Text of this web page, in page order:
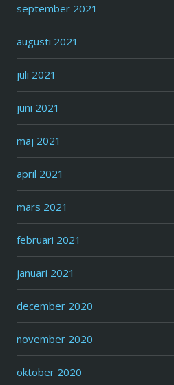
september 2021
augusti 2021
juli 2021
juni 2021
maj 2021
april 2021
mars 2021
februari 2021
januari 2021
december 2020
november 2020
oktober 2020